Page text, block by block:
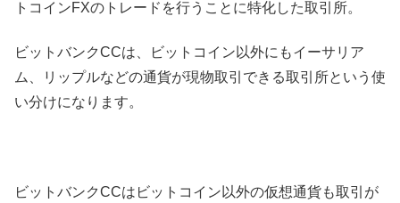
トコインFXのトレードを行うことに特化した取引所。
ビットバンクCCは、ビットコイン以外にもイーサリア
ム、リップルなどの通貨が現物取引できる取引所という使
い分けになります。
ビットバンクCCはビットコイン以外の仮想通貨も取引が